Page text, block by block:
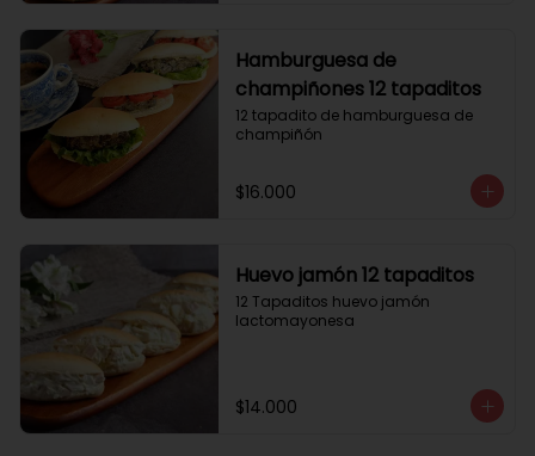
Hamburguesa de
champiñones 12 tapaditos
12 tapadito de hamburguesa de
champiñón
$16.000
Huevo jamón 12 tapaditos
12 Tapaditos huevo jamón
lactomayonesa
$14.000